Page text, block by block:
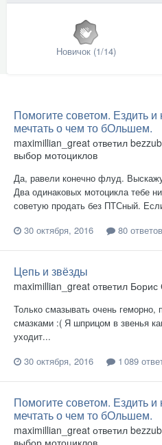
Новичок (1/14)
Помогите советом. Ездить
мечтать о чем то бОльшем.
maximillian_great ответил
выбор мотоциклов
Да, равели конечно флуд.
Два одинаковых мотоцикла тебе
советую продать без ПТСный.
30 октября, 2016
80 ответов
Цепь и звёзды
maximillian_great ответил Борис
Только смазывать очень
смазками :( Я шприцом в звенья
уходит...
30 октября, 2016
1 089
Помогите советом. Ездить
мечтать о чем то бОльшем.
maximillian_great ответил